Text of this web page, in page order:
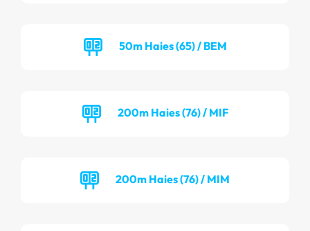
50m Haies (65) / BEM
200m Haies (76) / MIF
200m Haies (76) / MIM